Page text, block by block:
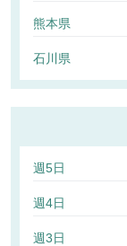
熊本県
石川県
週5日
週4日
週3日